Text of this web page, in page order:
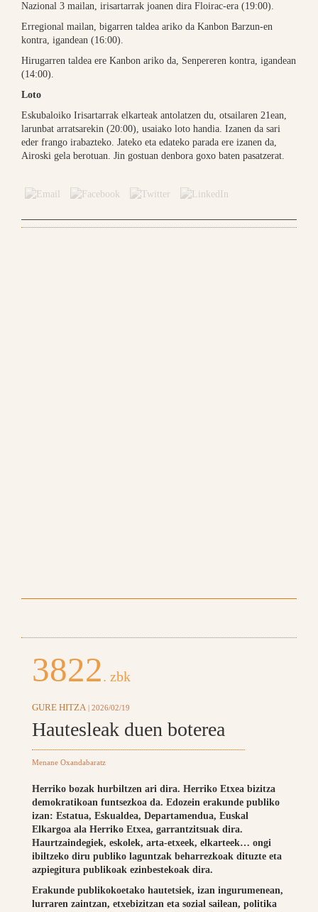
Nazional 3 mailan, irisartarrak joanen dira Floirac-era (19:00).
Erregional mailan, bigarren taldea ariko da Kanbon Barzun-en
kontra, igandean (16:00).
Hirugarren taldea ere Kanbon ariko da, Senpereren kontra, igandean
(14:00).
Loto
Eskubaloiko Irisartarrak elkarteak antolatzen du, otsailaren 21ean,
larunbat arratsarekin (20:00), usaiako loto handia. Izanen da sari
eder frango irabazteko. Jateko eta edateko parada ere izanen da,
Airoski gela berotuan. Jin gostuan denbora goxo baten pasatzerat.
3822. zbk
GURE HITZA | 2026/02/19
Hautesleak duen boterea
Menane Oxandabaratz
Herriko bozak hurbiltzen ari dira. Herriko Etxea bizitza
demokratikoan funtsezkoa da. Edozein erakunde publiko
izan: Estatua, Eskualdea, Departamendua, Euskal
Elkargoa ala Herriko Etxea, garrantzitsuak dira.
Haurtzaindegiek, eskolek, arta-etxeek, elkarteek… ongi
ibiltzeko diru publiko laguntzak beharrezkoak dituzte eta
azpiegitura publikoak ezinbestekoak dira.
Erakunde publikokoetako hautetsiek, izan ingurumenean,
lurraren zaintzan, etxebizitzan eta sozial sailean, politika